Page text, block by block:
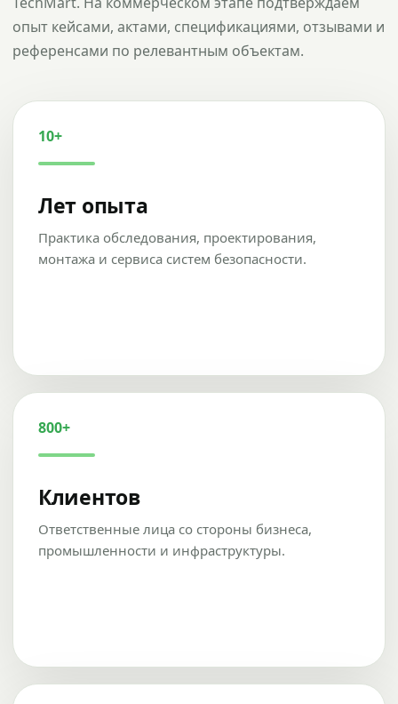
опыт кейсами, актами, спецификациями, отзывами и
референсами по релевантным объектам.
10+
Лет опыта
Практика обследования, проектирования,
монтажа и сервиса систем безопасности.
800+
Клиентов
Ответственные лица со стороны бизнеса,
промышленности и инфраструктуры.